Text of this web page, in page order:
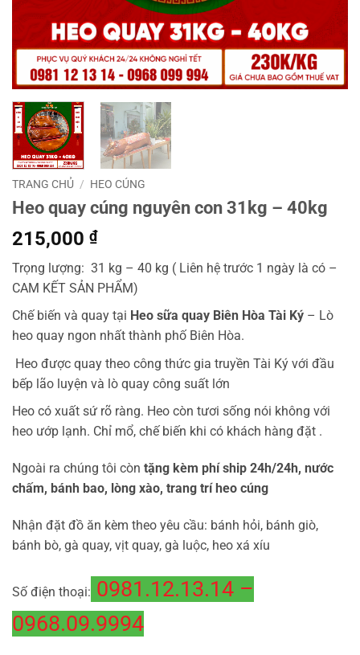
TRANG CHỦ / HEO CÚNG
Heo quay cúng nguyên con 31kg – 40kg
215,000 ₫
Trọng lượng: 31 kg – 40 kg ( Liên hệ trước 1 ngày là có –
CAM KẾT SẢN PHẨM)
Chế biến và quay tại Heo sữa quay Biên Hòa Tài Ký – Lò
heo quay ngon nhất thành phố Biên Hòa.
Heo được quay theo công thức gia truyền Tài Ký với đầu
bếp lão luyện và lò quay công suất lớn
Heo có xuất sứ rõ ràng. Heo còn tươi sống nói không với
heo ướp lạnh. Chỉ mổ, chế biến khi có khách hàng đặt .
Ngoài ra chúng tôi còn tặng kèm phí ship 24h/24h, nước
chấm, bánh bao, lòng xào, trang trí heo cúng
Nhận đặt đồ ăn kèm theo yêu cầu: bánh hỏi, bánh giò,
bánh bò, gà quay, vịt quay, gà luộc, heo xá xíu
Số điện thoại: 0981.12.13.14 –
0968.09.9994